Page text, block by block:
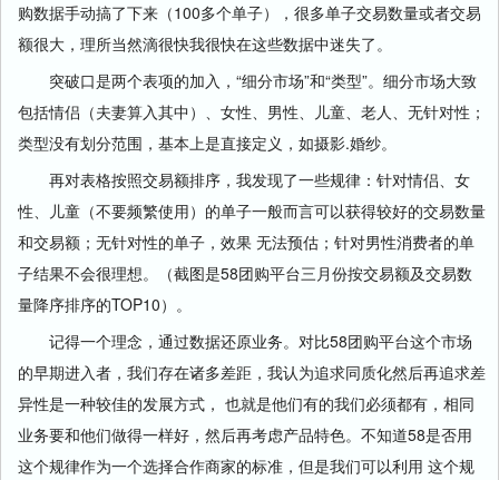
购数据手动搞了下来（100多个单子），很多单子交易数量或者交易
额很大，理所当然滴很快我很快在这些数据中迷失了。
突破口是两个表项的加入，“细分市场”和“类型”。细分市场大致
包括情侣（夫妻算入其中）、女性、男性、儿童、老人、无针对性；
类型没有划分范围，基本上是直接定义，如摄影.婚纱。
再对表格按照交易额排序，我发现了一些规律：针对情侣、女
性、儿童（不要频繁使用）的单子一般而言可以获得较好的交易数量
和交易额；无针对性的单子，效果 无法预估；针对男性消费者的单
子结果不会很理想。（截图是58团购平台三月份按交易额及交易数
量降序排序的TOP10）。
记得一个理念，通过数据还原业务。对比58团购平台这个市场
的早期进入者，我们存在诸多差距，我认为追求同质化然后再追求差
异性是一种较佳的发展方式， 也就是他们有的我们必须都有，相同
业务要和他们做得一样好，然后再考虑产品特色。不知道58是否用
这个规律作为一个选择合作商家的标准，但是我们可以利用 这个规